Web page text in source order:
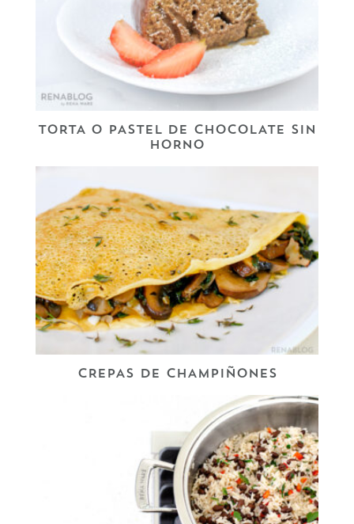
TORTA O PASTEL DE CHOCOLATE SIN
HORNO
CREPAS DE CHAMPIÑONES